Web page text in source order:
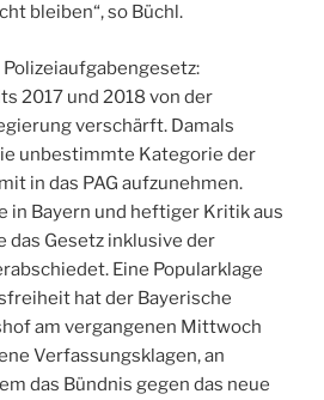
bleiben“, so Büchl.
2017 und 2018 von der
verschärft. Damals
unbestimmte Kategorie der
in das PAG aufzunehmen.
in Bayern und heftiger Kritik aus
das Gesetz inklusive der
Eine Popularklage
hat der Bayerische
am vergangenen Mittwoch
Verfassungsklagen, an
das Bündnis gegen das neue